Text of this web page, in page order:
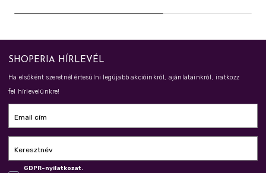
SHOPERIA HÍRLEVÉL
Ha elsőként szeretnél értesülni legújabb akcióinkról, ajánlatainkról, iratkozz
fel hírlevelünkre!
Email cím
Keresztnév
GDPR-nyilatkozat.